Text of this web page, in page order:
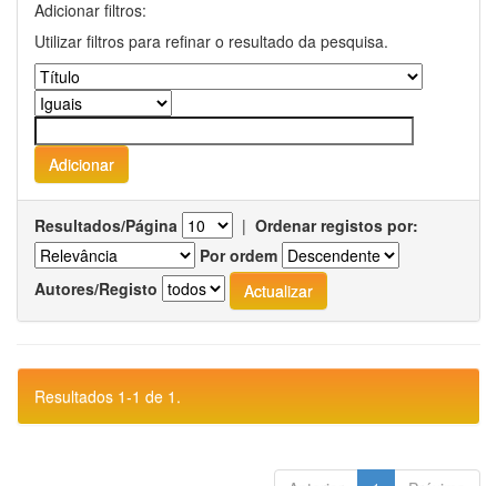
Adicionar filtros:
Utilizar filtros para refinar o resultado da pesquisa.
Resultados/Página | Ordenar registos por:
Por ordem
Autores/Registo
Resultados 1-1 de 1.